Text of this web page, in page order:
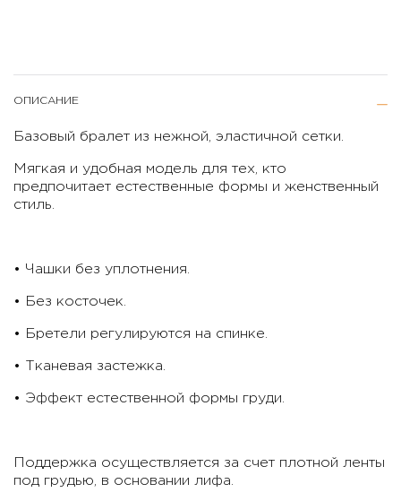
ОПИСАНИЕ
Базовый бралет из нежной, эластичной сетки.
Мягкая и удобная модель для тех, кто
предпочитает естественные формы и женственный
стиль.
• Чашки без уплотнения.
• Без косточек.
• Бретели регулируются на спинке.
• Тканевая застежка.
• Эффект естественной формы груди.
Поддержка осуществляется за счет плотной ленты
под грудью, в основании лифа.